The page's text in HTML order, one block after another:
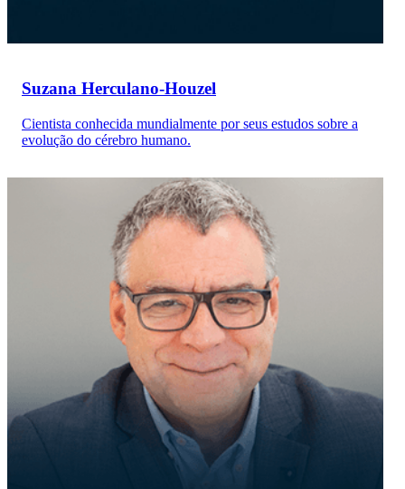
Suzana Herculano-Houzel
Cientista conhecida mundialmente por seus estudos sobre a
evolução do cérebro humano.